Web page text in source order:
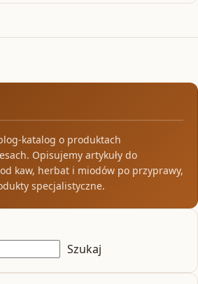
katalog o produktach
Opisujemy artykuły do
kaw, herbat i miodów po przyprawy,
specjalistyczne.
Szukaj